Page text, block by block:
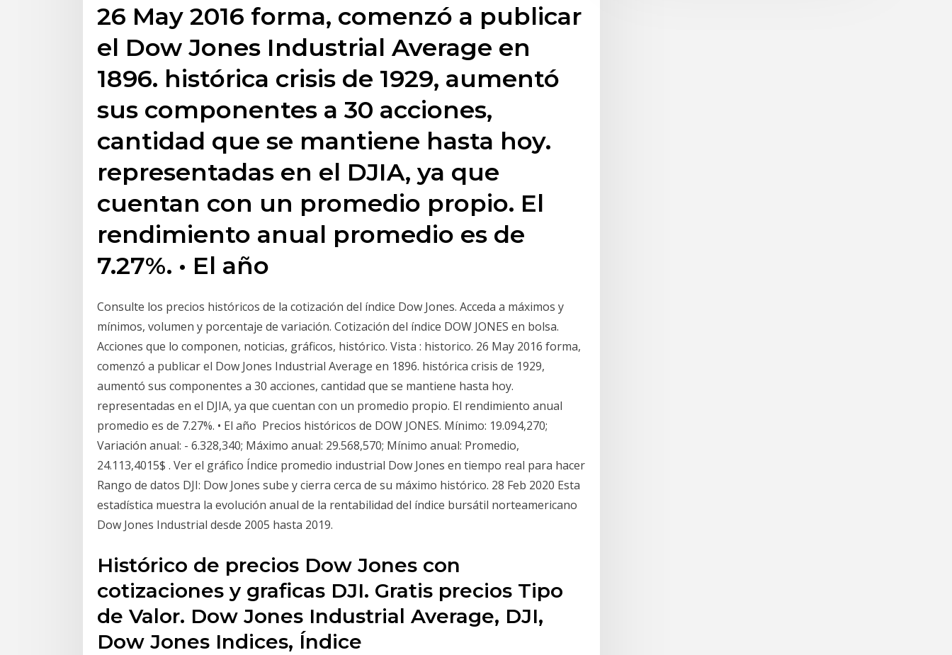
26 May 2016 forma, comenzó a publicar
el Dow Jones Industrial Average en
1896. histórica crisis de 1929, aumentó
sus componentes a 30 acciones,
cantidad que se mantiene hasta hoy.
representadas en el DJIA, ya que
cuentan con un promedio propio. El
rendimiento anual promedio es de
7.27%. • El año
Consulte los precios históricos de la cotización del índice Dow Jones. Acceda a máximos y
mínimos, volumen y porcentaje de variación. Cotización del índice DOW JONES en bolsa.
Acciones que lo componen, noticias, gráficos, histórico. Vista : historico. 26 May 2016 forma,
comenzó a publicar el Dow Jones Industrial Average en 1896. histórica crisis de 1929,
aumentó sus componentes a 30 acciones, cantidad que se mantiene hasta hoy.
representadas en el DJIA, ya que cuentan con un promedio propio. El rendimiento anual
promedio es de 7.27%. • El año Precios históricos de DOW JONES. Mínimo: 19.094,270;
Variación anual: - 6.328,340; Máximo anual: 29.568,570; Mínimo anual: Promedio,
24.113,4015$ . Ver el gráfico Índice promedio industrial Dow Jones en tiempo real para hacer
Rango de datos DJI: Dow Jones sube y cierra cerca de su máximo histórico. 28 Feb 2020 Esta
estadística muestra la evolución anual de la rentabilidad del índice bursátil norteamericano
Dow Jones Industrial desde 2005 hasta 2019.
Histórico de precios Dow Jones con
cotizaciones y graficas DJI. Gratis precios Tipo
de Valor. Dow Jones Industrial Average, DJI,
Dow Jones Indices, Índice